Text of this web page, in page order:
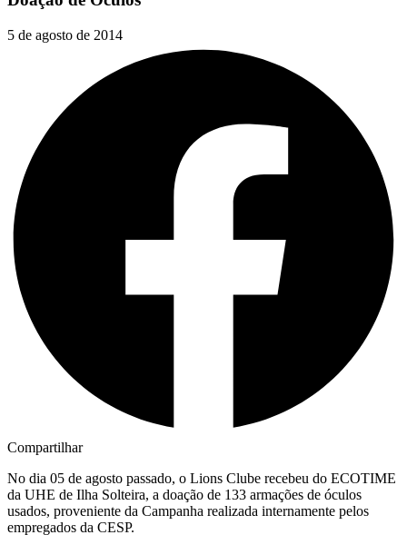
5 de agosto de 2014
Compartilhar
No dia 05 de agosto passado, o Lions Clube recebeu do ECOTIME
da UHE de Ilha Solteira, a doação de 133 armações de óculos
usados, proveniente da Campanha realizada internamente pelos
empregados da CESP.